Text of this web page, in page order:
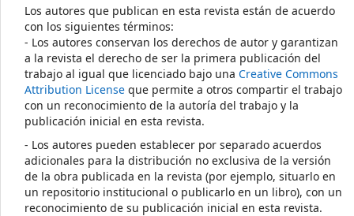
Los autores que publican en esta revista están de acuerdo
con los siguientes términos:
- Los autores conservan los derechos de autor y garantizan
a la revista el derecho de ser la primera publicación del
trabajo al igual que licenciado bajo una Creative Commons
Attribution License que permite a otros compartir el trabajo
con un reconocimiento de la autoría del trabajo y la
publicación inicial en esta revista.
- Los autores pueden establecer por separado acuerdos
adicionales para la distribución no exclusiva de la versión
de la obra publicada en la revista (por ejemplo, situarlo en
un repositorio institucional o publicarlo en un libro), con un
reconocimiento de su publicación inicial en esta revista.